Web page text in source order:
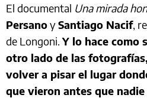
El documental Una mirada
PersanoySantiago Nacif,
de Longoni.Y lo hace como
otro lado de las
volver a pisar el lugar
que vieron antes que